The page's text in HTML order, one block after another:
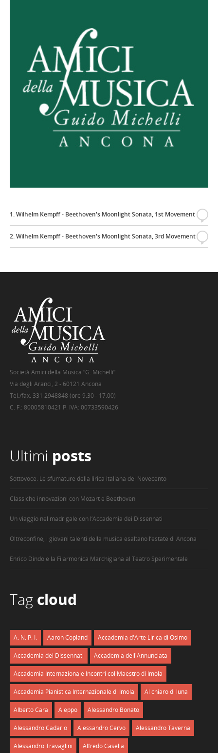
1. Wilhelm Kempff - Beethoven's Moonlight Sonata, 1st Movement
{
2. Wilhelm Kempff - Beethoven's Moonlight Sonata, 3rd Movement
{
Società Amici della Musica “G. Michelli”
Via degli Aranci, 2 - 60121 Ancona
Tel./fax: 331 2948848 (ore 9.30 - 17.00)
C. F.: 80005810421 P. IVA: 00733590426
Ultimi posts
Sottovoce. Le sfumature della lirica italiana del Novecento
Classiche innovazioni con Mozart e Beethoven
Un viaggio nel madrigale con l’Accademia dei Dissennati
Oltreconfine, i giovani talenti della musica esaltano l’estate di Ancona
Enrico Dindo e la Filarmonica Marchigiana al Teatro Sperimentale
Tag cloud
A. N. P. I. Aaron Copland Accademia d'Arte Lirica di Osimo
Accademia dei Dissennati Accademia dell'Annunciata
Accademia Internazionale Incontri col Maestro di Imola
Accademia Pianistica Internazionale di Imola Al chiaro di luna
Alberto Cara Aleppo Alessandro Bonato
Alessandro Cadario Alessandro Cervo Alessandro Taverna
Alessandro Travaglini Alfredo Casella